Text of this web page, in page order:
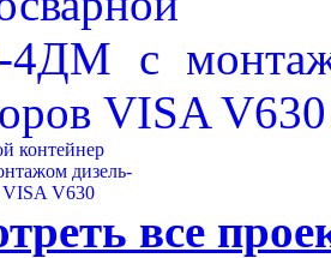
контейнер
дизель-
VISA V630
все